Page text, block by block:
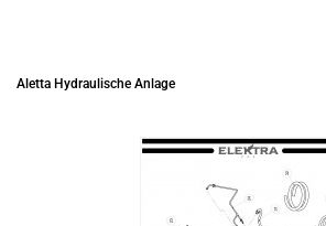
Aletta Hydraulische Anlage